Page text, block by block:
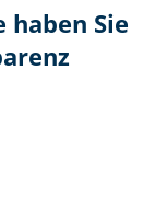
haben Sie